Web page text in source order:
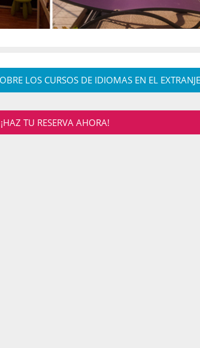
LOS CURSOS DE IDIOMAS EN EL
¡HAZ TU RESERVA AHORA!